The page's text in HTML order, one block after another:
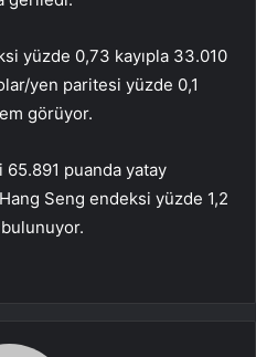
yüzde 0,73 kayıpla 33.010
yen paritesi yüzde 0,1
görüyor.
65.891 puanda yatay
Seng endeksi yüzde 1,2